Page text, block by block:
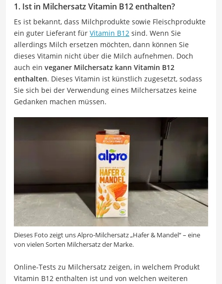
1. Ist in Milchersatz Vitamin B12 enthalten?
Es ist bekannt, dass Milchprodukte sowie Fleischprodukte
ein guter Lieferant für Vitamin B12 sind. Wenn Sie
allerdings Milch ersetzen möchten, dann können Sie
dieses Vitamin nicht über die Milch aufnehmen. Doch
auch ein veganer Milchersatz kann Vitamin B12
enthalten. Dieses Vitamin ist künstlich zugesetzt, sodass
Sie sich bei der Verwendung eines Milchersatzes keine
Gedanken machen müssen.
Dieses Foto zeigt uns Alpro-Milchersatz „Hafer & Mandel“ – eine
von vielen Sorten Milchersatz der Marke.
Online-Tests zu Milchersatz zeigen, in welchem Produkt
Vitamin B12 enthalten ist und von welchen weiteren